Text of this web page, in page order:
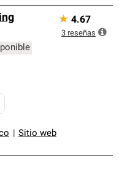
Sitio web
★ 4.67
3 reseñas